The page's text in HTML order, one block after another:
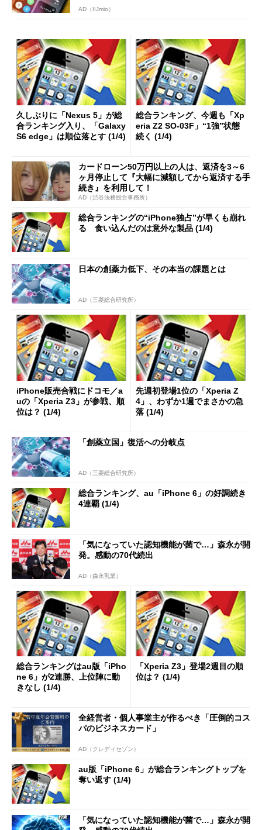
AD（IIJmio）
久しぶりに「Nexus 5」が総
合ランキング入り、「Galaxy
S6 edge」は順位落とす (1/4)
総合ランキング、今週も「Xp
eria Z2 SO-03F」“1強”状態
続く (1/4)
カードローン50万円以上の人は、返済を3～6
ヶ月停止して『大幅に減額してから返済する手
続き』を利用して！
AD（渋谷法務総合事務所）
総合ランキングの“iPhone独占”が早くも崩れ
る 食い込んだのは意外な製品 (1/4)
日本の創薬力低下、その本当の課題とは
AD（三菱総合研究所）
iPhone販売合戦にドコモ／a
uの「Xperia Z3」が参戦、順
位は？ (1/4)
先週初登場1位の「Xperia Z
4」、わずか1週でまさかの急
落 (1/4)
「創薬立国」復活への分岐点
AD（三菱総合研究所）
総合ランキング、au「iPhone 6」の好調続き
4連覇 (1/4)
「気になっていた認知機能が菌で…」森永が開
発。感動の70代続出
AD（森永乳業）
総合ランキングはau版「iPho
ne 6」が2連勝、上位陣に動
きなし (1/4)
「Xperia Z3」登場2週目の順
位は？ (1/4)
全経営者・個人事業主が作るべき「圧倒的コス
パのビジネスカード」
AD（クレディセゾン）
au版「iPhone 6」が総合ランキングトップを
奪い返す (1/4)
「気になっていた認知機能が菌で…」森永が開